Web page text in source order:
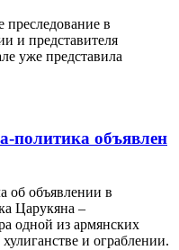
в
и представителя
уже представила
политика объявлен
об объявлении в
Царукяна –
одной из армянских
и ограблении.